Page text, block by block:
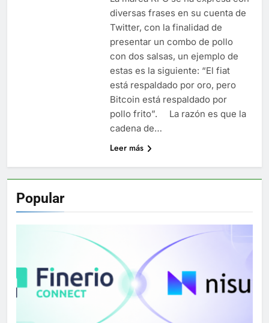
diversas frases en su cuenta de
Twitter, con la finalidad de
presentar un combo de pollo
con dos salsas, un ejemplo de
estas es la siguiente: “El fiat
está respaldado por oro, pero
Bitcoin está respaldado por
pollo frito”. La razón es que la
cadena de…
Leer más
Popular